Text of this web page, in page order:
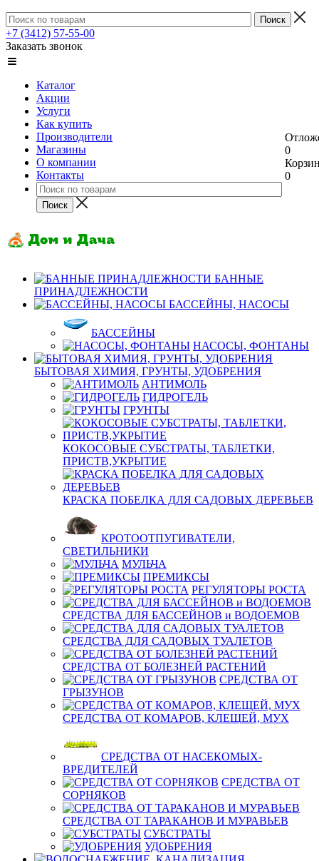
+7 (3412) 57-55-00
Заказать звонок
Каталог
Акции
Услуги
Как купить
Производители
Магазины
О компании
Контакты
0
0
БАННЫЕ
ПРИНАДЛЕЖНОСТИ
БАССЕЙНЫ, НАСОСЫ
БАССЕЙНЫ
НАСОСЫ, ФОНТАНЫ
БЫТОВАЯ ХИМИЯ, ГРУНТЫ, УДОБРЕНИЯ
АНТИМОЛЬ
ГИДРОГЕЛЬ
ГРУНТЫ
КОКОСОВЫЕ СУБСТРАТЫ, ТАБЛЕТКИ,
ПРИСТВ,УКРЫТИЕ
КРАСКА ПОБЕЛКА ДЛЯ САДОВЫХ ДЕРЕВЬЕВ
КРОТООТПУГИВАТЕЛИ,
СВЕТИЛЬНИКИ
МУЛЬЧА
ПРЕМИКСЫ
РЕГУЛЯТОРЫ РОСТА
СРЕДСТВА ДЛЯ БАССЕЙНОВ и ВОДОЕМОВ
СРЕДСТВА ДЛЯ САДОВЫХ ТУАЛЕТОВ
СРЕДСТВА ОТ БОЛЕЗНЕЙ РАСТЕНИЙ
СРЕДСТВА ОТ
ГРЫЗУНОВ
СРЕДСТВА ОТ КОМАРОВ, КЛЕЩЕЙ, МУХ
СРЕДСТВА ОТ НАСЕКОМЫХ-
ВРЕДИТЕЛЕЙ
СРЕДСТВА ОТ
СОРНЯКОВ
СРЕДСТВА ОТ ТАРАКАНОВ И МУРАВЬЕВ
СУБСТРАТЫ
УДОБРЕНИЯ